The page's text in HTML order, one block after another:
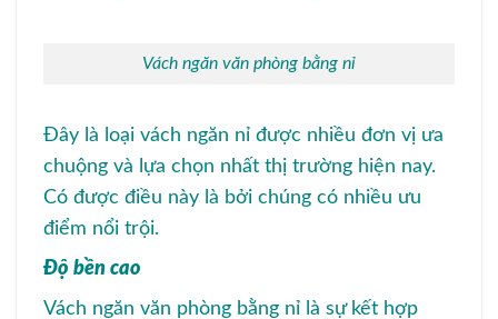
Vách ngăn văn phòng bằng nỉ
Đây là loại vách ngăn nỉ được nhiều đơn vị ưa
chuộng và lựa chọn nhất thị trường hiện nay.
Có được điều này là bởi chúng có nhiều ưu
điểm nổi trội.
Độ bền cao
Vách ngăn văn phòng bằng nỉ là sự kết hợp